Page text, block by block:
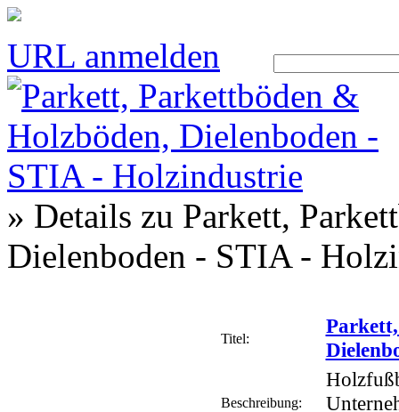
URL anmelden
» Details zu Parkett,
Dielenboden - STIA -
Titel:
Beschreibung: